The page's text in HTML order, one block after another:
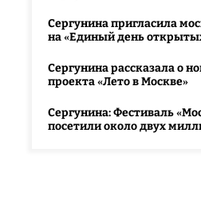
Сергунина пригласила
на «Единый день
Сергунина рассказала о
проекта «Лето в Москве»
Сергунина: Фестиваль
посетили около двух